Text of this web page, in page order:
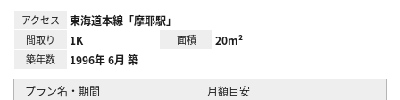
アクセス 東海道本線「摩耶駅」
間取り 1K 面積 20m²
築年数 1996年 6月 築
プラン名・期間 月額目安